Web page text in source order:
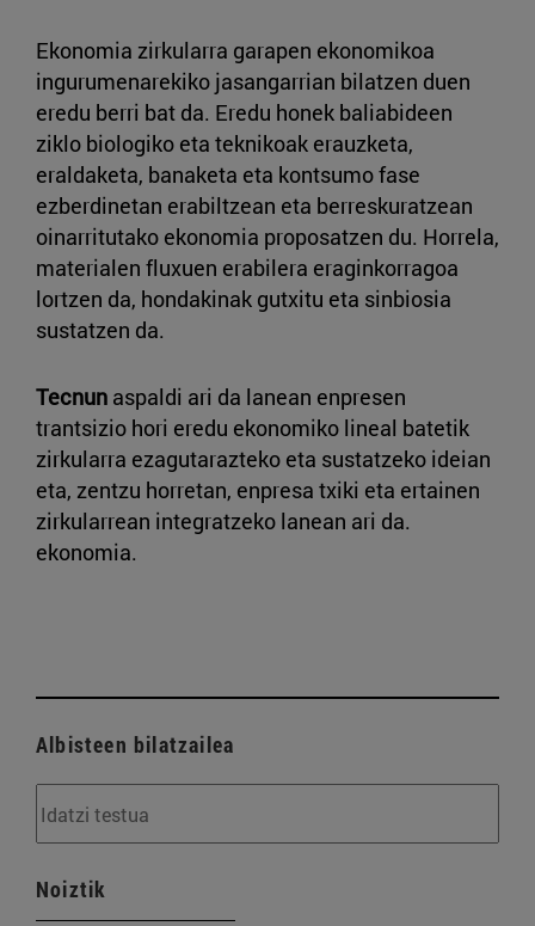
Ekonomia zirkularra garapen ekonomikoa
ingurumenarekiko jasangarrian bilatzen duen
eredu berri bat da. Eredu honek baliabideen
ziklo biologiko eta teknikoak erauzketa,
eraldaketa, banaketa eta kontsumo fase
ezberdinetan erabiltzean eta berreskuratzean
oinarritutako ekonomia proposatzen du. Horrela,
materialen fluxuen erabilera eraginkorragoa
lortzen da, hondakinak gutxitu eta sinbiosia
sustatzen da.
Tecnun aspaldi ari da lanean enpresen
trantsizio hori eredu ekonomiko lineal batetik
zirkularra ezagutarazteko eta sustatzeko ideian
eta, zentzu horretan, enpresa txiki eta ertainen
zirkularrean integratzeko lanean ari da.
ekonomia.
Albisteen bilatzailea
Noiztik